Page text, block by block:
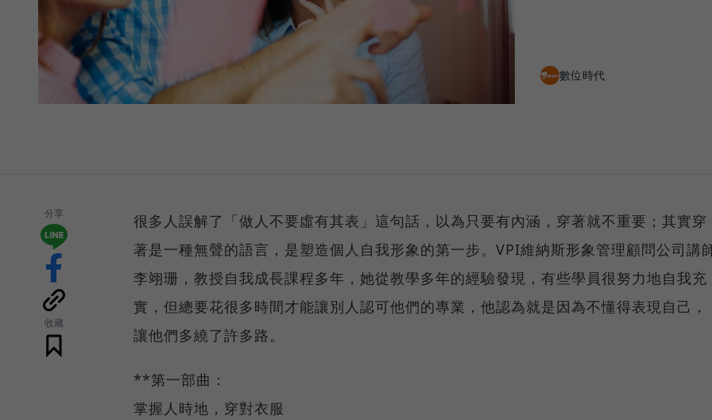
數位時代
分享
收藏
很多人誤解了「做人不要虛有其表」這句話，以為只要有內涵，穿著就不重要；其實穿
著是一種無聲的語言，是塑造個人自我形象的第一步。VPI維納斯形象管理顧問公司講
李翊珊，教授自我成長課程多年，她從教學多年的經驗發現，有些學員很努力地自我充
實，但總要花很多時間才能讓別人認可他們的專業，他認為就是因為不懂得表現自己，
讓他們多繞了許多路。
**第一部曲：
掌握人時地，穿對衣服